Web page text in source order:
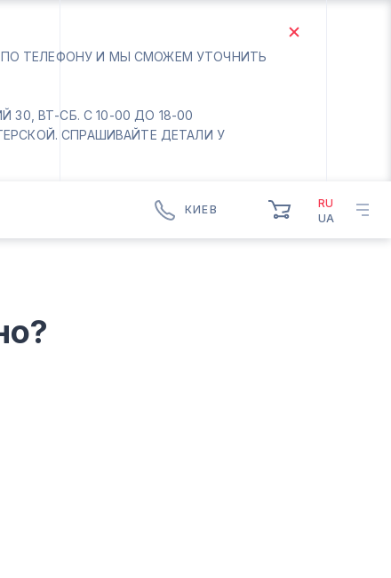
ПО ТЕЛЕФОНУ И МЫ СМОЖЕМ УТОЧНИТЬ
ВТ-СБ. С 10-00 ДО 18-00
СПРАШИВАЙТЕ ДЕТАЛИ У
КИЕВ
10:00 - 18:00
Вс-Пн. Выходной
RU
UA